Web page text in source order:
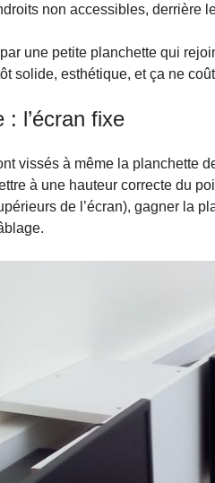
non accessibles, derrière
une petite planchette qui
solide, esthétique, et ça ne
: l’écran fixe
vissés à même la planchette
à une hauteur correcte du
de l’écran), gagner la